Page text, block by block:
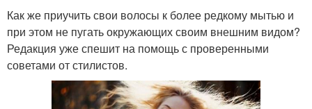
Как же приучить свои волосы к более редкому мытью и
при этом не пугать окружающих своим внешним видом?
Редакция уже спешит на помощь с проверенными
советами от стилистов.